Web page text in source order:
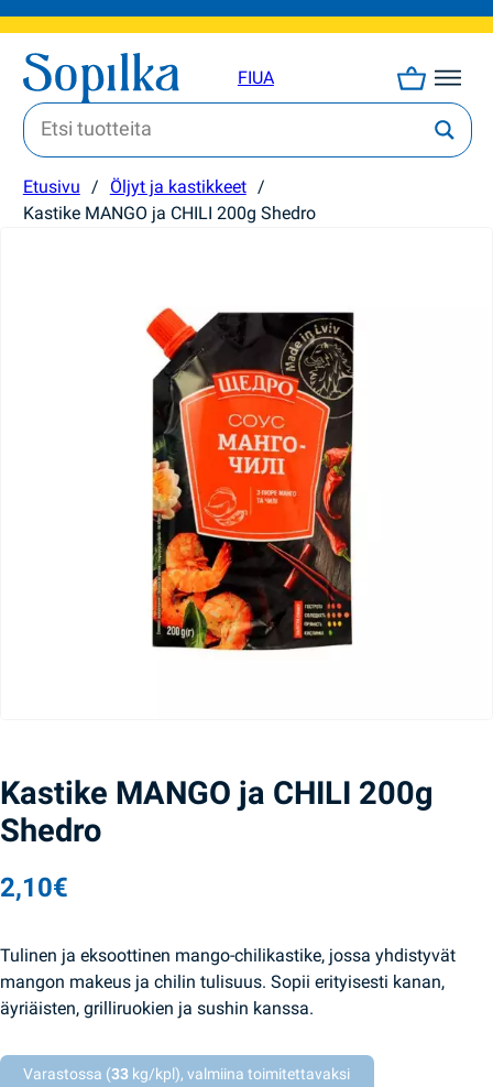
FIUA
Etusivu / Öljyt ja kastikkeet /
Kastike MANGO ja CHILI 200g Shedro
Kastike MANGO ja CHILI 200g
Shedro
2,10€
Tulinen ja eksoottinen mango-chilikastike, jossa yhdistyvät
mangon makeus ja chilin tulisuus. Sopii erityisesti kanan,
äyriäisten, grilliruokien ja sushin kanssa.
Varastossa (33 kg/kpl), valmiina toimitettavaksi